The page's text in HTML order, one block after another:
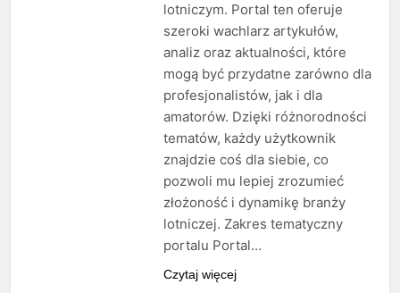
lotniczym. Portal ten oferuje
szeroki wachlarz artykułów,
analiz oraz aktualności, które
mogą być przydatne zarówno dla
profesjonalistów, jak i dla
amatorów. Dzięki różnorodności
tematów, każdy użytkownik
znajdzie coś dla siebie, co
pozwoli mu lepiej zrozumieć
złożoność i dynamikę branży
lotniczej. Zakres tematyczny
portalu Portal…
Czytaj więcej